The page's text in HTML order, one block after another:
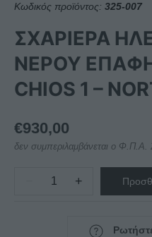
Κωδικός προϊόντος: 325-007
ΣΧΑΡΙΕΡΑ
ΝΕΡΟΥ
CHIOS 1 –
€930,00
δεν συμπεριλαμβάνεται ο Φ.Π.Α.
ΣΧΑΡΙΕΡΑ
+